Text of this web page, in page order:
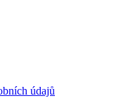
údajů